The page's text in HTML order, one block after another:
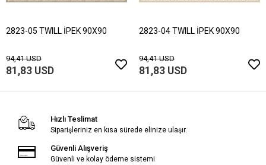
2823-05 TWILL İPEK 90X90
94,41 USD
81,83 USD
2823-04 TWILL İPEK 90X90
94,41 USD
81,83 USD
Hızlı Teslimat
Siparişleriniz en kısa sürede elinize ulaşır.
Güvenli Alışveriş
Güvenli ve kolay ödeme sistemi